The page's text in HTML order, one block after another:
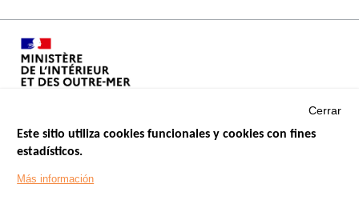
Footer
Cerrar
Este sitio utiliza cookies funcionales y cookies con fines
estadísticos.
Más información